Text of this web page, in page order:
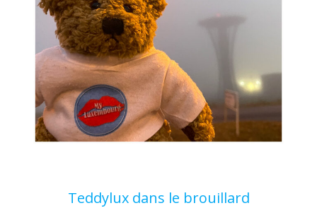
Teddylux dans le brouillard